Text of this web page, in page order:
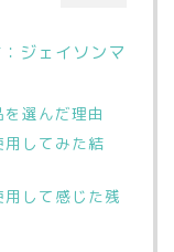
ジェイソンマ
選んだ理由
してみた結
して感じた残